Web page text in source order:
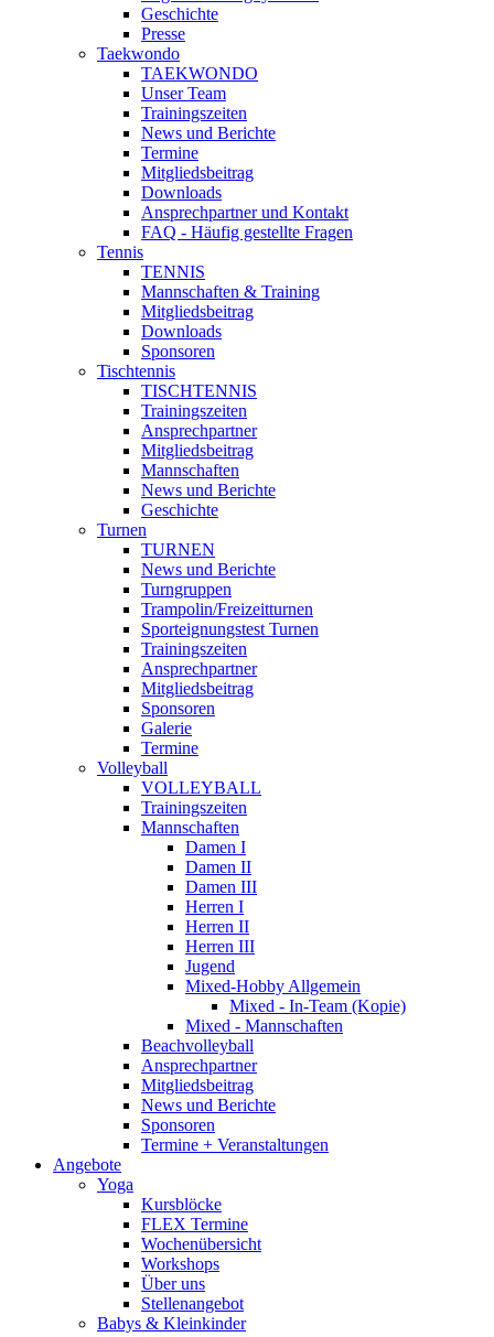
Geschichte
Presse
Taekwondo
TAEKWONDO
Unser Team
Trainingszeiten
News und Berichte
Termine
Mitgliedsbeitrag
Downloads
Ansprechpartner und Kontakt
FAQ - Häufig gestellte Fragen
Tennis
TENNIS
Mannschaften & Training
Mitgliedsbeitrag
Downloads
Sponsoren
Tischtennis
TISCHTENNIS
Trainingszeiten
Ansprechpartner
Mitgliedsbeitrag
Mannschaften
News und Berichte
Geschichte
Turnen
TURNEN
News und Berichte
Turngruppen
Trampolin/Freizeitturnen
Sporteignungstest Turnen
Trainingszeiten
Ansprechpartner
Mitgliedsbeitrag
Sponsoren
Galerie
Termine
Volleyball
VOLLEYBALL
Trainingszeiten
Mannschaften
Damen I
Damen II
Damen III
Herren I
Herren II
Herren III
Jugend
Mixed-Hobby Allgemein
Mixed - In-Team (Kopie)
Mixed - Mannschaften
Beachvolleyball
Ansprechpartner
Mitgliedsbeitrag
News und Berichte
Sponsoren
Termine + Veranstaltungen
Angebote
Yoga
Kursblöcke
FLEX Termine
Wochenübersicht
Workshops
Über uns
Stellenangebot
Babys & Kleinkinder